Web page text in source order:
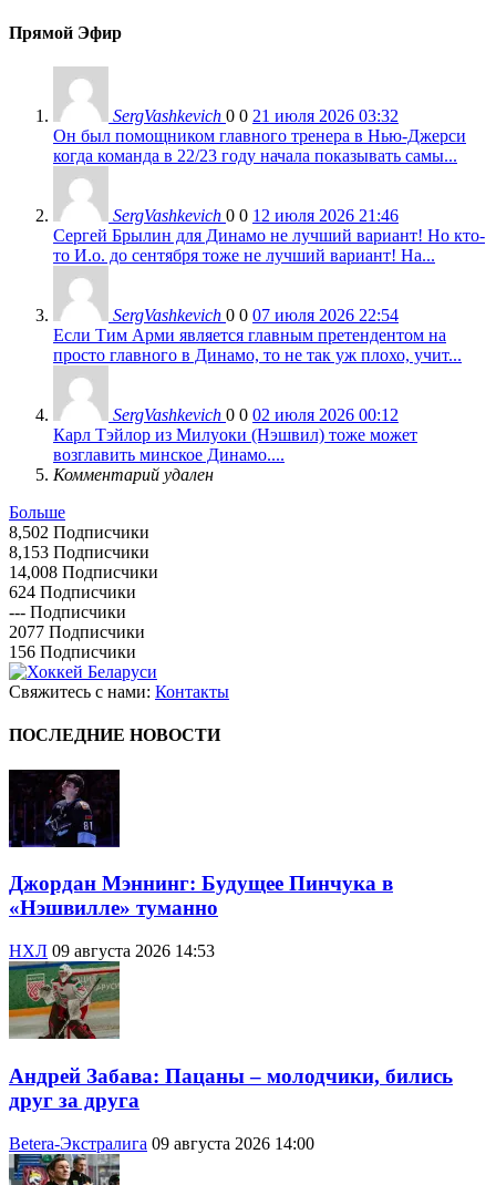
Прямой Эфир
SergVashkevich 0 0 21 июля 2026 03:32
Он был помощником главного тренера в Нью-Джерси
когда команда в 22/23 году начала показывать самы...
SergVashkevich 0 0 12 июля 2026 21:46
Сергей Брылин для Динамо не лучший вариант! Но кто-
то И.о. до сентября тоже не лучший вариант! На...
SergVashkevich 0 0 07 июля 2026 22:54
Если Тим Арми является главным претендентом на
просто главного в Динамо, то не так уж плохо, учит...
SergVashkevich 0 0 02 июля 2026 00:12
Карл Тэйлор из Милуоки (Нэшвил) тоже может
возглавить минское Динамо....
Комментарий удален
Больше
8,502 Подписчики
8,153 Подписчики
14,008 Подписчики
624 Подписчики
--- Подписчики
2077 Подписчики
156 Подписчики
Свяжитесь с нами: Контакты
ПОСЛЕДНИЕ НОВОСТИ
Джордан Мэннинг: Будущее Пинчука в
«Нэшвилле» туманно
НХЛ 09 августа 2026 14:53
Андрей Забава: Пацаны – молодчики, бились
друг за друга
Betera-Экстралига 09 августа 2026 14:00